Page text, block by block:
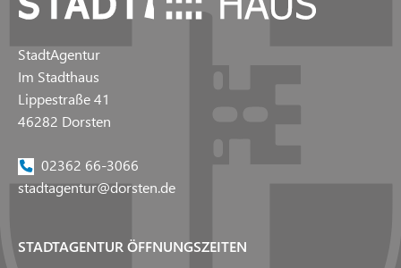
StadtAgentur
Im Stadthaus
Lippestraße 41
46282 Dorsten
02362 66-3066
stadtagentur@dorsten.de
STADTAGENTUR ÖFFNUNGSZEITEN